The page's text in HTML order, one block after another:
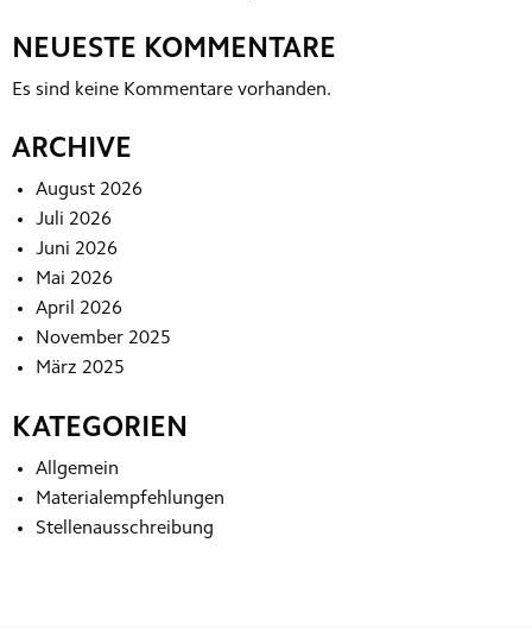
NEUESTE KOMMENTARE
Es sind keine Kommentare vorhanden.
ARCHIVE
August 2026
Juli 2026
Juni 2026
Mai 2026
April 2026
November 2025
März 2025
KATEGORIEN
Allgemein
Materialempfehlungen
Stellenausschreibung